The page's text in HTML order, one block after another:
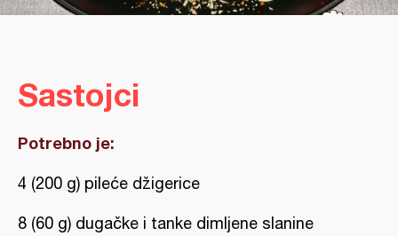
Sastojci
Potrebno je:
4 (200 g) pileće džigerice
8 (60 g) dugačke i tanke dimljene slanine